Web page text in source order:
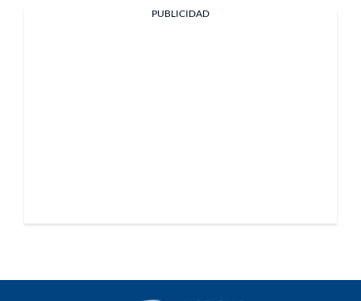
PUBLICIDAD